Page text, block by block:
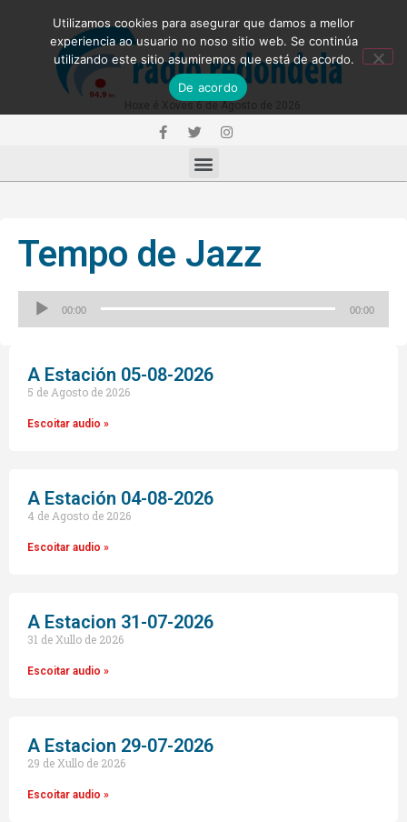
Tempo de Jazz
00:00 00:00
A Estación 05-08-2026
5 de Agosto de 2026
Escoitar audio »
A Estación 04-08-2026
4 de Agosto de 2026
Escoitar audio »
A Estacion 31-07-2026
31 de Xullo de 2026
Escoitar audio »
A Estacion 29-07-2026
29 de Xullo de 2026
Escoitar audio »
Utilizamos cookies para asegurar que damos a mellor
experiencia ao usuario no noso sitio web. Se continúa
utilizando este sitio asumiremos que está de acordo.
De acordo